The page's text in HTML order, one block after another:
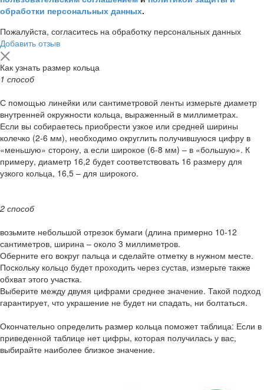
обработки персональных данных.
Пожалуйста, согласитесь на обработку персональных данных
Добавить отзыв
Как узнать размер кольца
1 способ
С помощью линейки или сантиметровой ленты измерьте диаметр
внутренней окружности кольца, выраженный в миллиметрах.
Если вы собираетесь приобрести узкое или средней ширины
колечко (2-6 мм), необходимо округлить получившуюся цифру в
«меньшую» сторону, а если широкое (6-8 мм) – в «большую». К
примеру, диаметр 16,2 будет соответствовать 16 размеру для
узкого кольца, 16,5 – для широкого.
2 способ
возьмите небольшой отрезок бумаги (длина примерно 10-12
сантиметров, ширина – около 3 миллиметров.
Оберните его вокруг пальца и сделайте отметку в нужном месте.
Поскольку кольцо будет проходить через сустав, измерьте также
обхват этого участка.
Выберите между двумя цифрами среднее значение. Такой подход
гарантирует, что украшение не будет ни спадать, ни болтаться.
Окончательно определить размер кольца поможет таблица: Если в
приведенной таблице нет цифры, которая получилась у вас,
выбирайте наиболее близкое значение.